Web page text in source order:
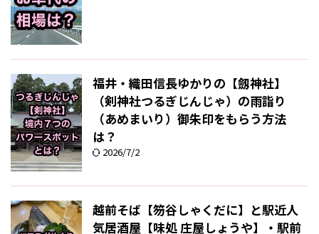
福井・織田信長ゆかりの【劔神社】
（剣神社つるぎじんじゃ）の雨詣り
（あめまいり）御朱印をもらう方法
は？
2026/7/2
越前そば【笏谷しゃくだに】と駅近人
気居酒屋【味処 庄屋しょうや】・駅前